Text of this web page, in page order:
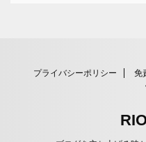
プライバシーポリシー 免